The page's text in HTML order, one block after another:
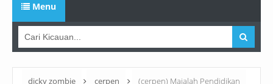
Menu
dicky zombie cerpen (cerpen) Majalah Pendidikan